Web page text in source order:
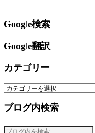
Google検索
Google翻訳
カテゴリー
カ
ゴ
ー
ブログ内検索